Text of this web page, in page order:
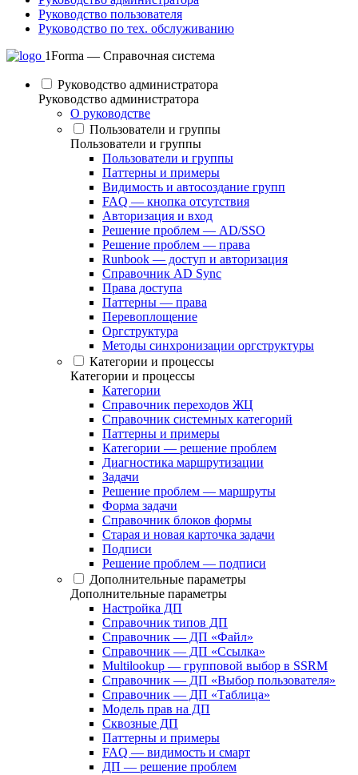
Руководство пользователя
Руководство по тех. обслуживанию
1Forma — Справочная система
Руководство администратора
Руководство администратора
О руководстве
Пользователи и группы
Пользователи и группы
Пользователи и группы
Паттерны и примеры
Видимость и автосоздание групп
FAQ — кнопка отсутствия
Авторизация и вход
Решение проблем — AD/SSO
Решение проблем — права
Runbook — доступ и авторизация
Справочник AD Sync
Права доступа
Паттерны — права
Перевоплощение
Оргструктура
Методы синхронизации оргструктуры
Категории и процессы
Категории и процессы
Категории
Справочник переходов ЖЦ
Справочник системных категорий
Паттерны и примеры
Категории — решение проблем
Диагностика маршрутизации
Задачи
Решение проблем — маршруты
Форма задачи
Справочник блоков формы
Старая и новая карточка задачи
Подписи
Решение проблем — подписи
Дополнительные параметры
Дополнительные параметры
Настройка ДП
Справочник типов ДП
Справочник — ДП «Файл»
Справочник — ДП «Ссылка»
Multilookup — групповой выбор в SSRM
Справочник — ДП «Выбор пользователя»
Справочник — ДП «Таблица»
Модель прав на ДП
Сквозные ДП
Паттерны и примеры
FAQ — видимость и смарт
ДП — решение проблем